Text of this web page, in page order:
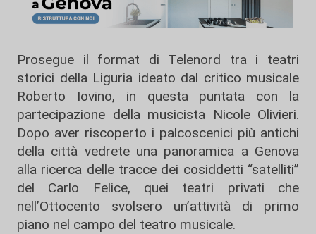
Prosegue il format di Telenord tra i teatri
storici della Liguria ideato dal critico musicale
Roberto Iovino, in questa puntata con la
partecipazione della musicista Nicole Olivieri.
Dopo aver riscoperto i palcoscenici più antichi
della città vedrete una panoramica a Genova
alla ricerca delle tracce dei cosiddetti “satelliti”
del Carlo Felice, quei teatri privati che
nell’Ottocento svolsero un’attività di primo
piano nel campo del teatro musicale.